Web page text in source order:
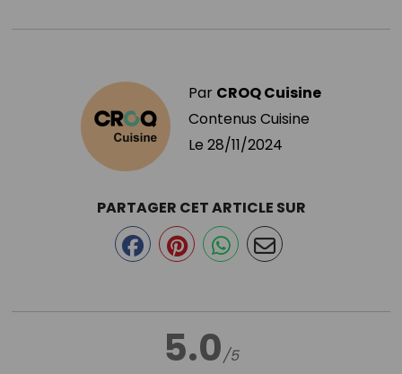
Par CROQ Cuisine
Contenus Cuisine
Le 28/11/2024
5.0/5
PARTAGER CET ARTICLE SUR